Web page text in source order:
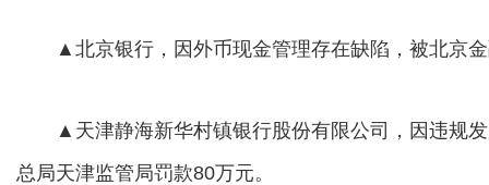
▲北京银行，因外币现金管理存在缺陷，被北京金
▲天津静海新华村镇银行股份有限公司，因违规发
总局天津监管局罚款80万元。